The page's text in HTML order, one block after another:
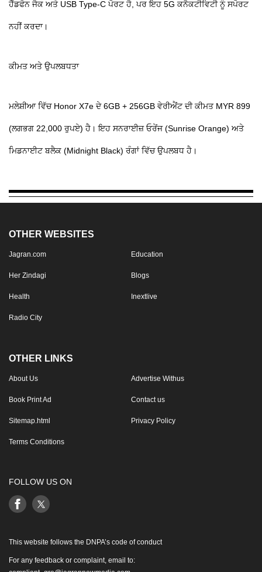
ਹੈੱਡਫੋਨ ਜੈਕ ਅਤੇ USB Type-C ਪੋਰਟ ਹੈ, ਪਰ ਇਹ 5G ਕਨੈਕਟੀਵਿਟੀ ਨੂੰ ਸਪੋਰਟ
ਨਹੀਂ ਕਰਦਾ।
ਕੀਮਤ ਅਤੇ ਉਪਲਬਧਤਾ
ਮਲੇਸ਼ੀਆ ਵਿੱਚ Honor X7e ਦੇ 6GB + 256GB ਵੇਰੀਐਂਟ ਦੀ ਕੀਮਤ MYR 899
(ਲਗਭਗ 22,000 ਰੁਪਏ) ਹੈ। ਇਹ ਸਨਰਾਈਜ਼ ਓਰੇਂਜ (Sunrise Orange) ਅਤੇ
ਮਿਡਨਾਈਟ ਬਲੈਕ (Midnight Black) ਰੰਗਾਂ ਵਿੱਚ ਉਪਲਬਧ ਹੈ।
OTHER WEBSITES
Jagran.com Education
Her Zindagi Blogs
Health Inextlive
Radio City
OTHER LINKS
About Us Advertise Withus
Book Print Ad Contact us
Sitemap.html Privacy Policy
Terms Conditions
FOLLOW US ON
This website follows the DNPA’s code of conduct
For any feedback or complaint, email to: